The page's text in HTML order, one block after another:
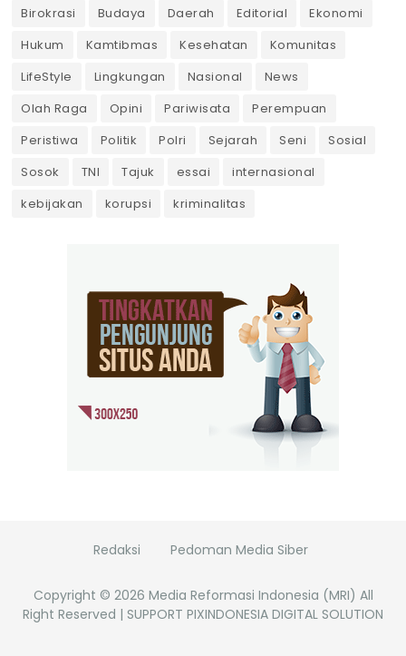
Birokrasi Budaya Daerah Editorial
Ekonomi
Hukum
Kamtibmas Kesehatan
Komunitas
LifeStyle
Lingkungan Nasional
News
Olah Raga
Opini Pariwisata
Perempuan
Peristiwa
Politik Polri Sejarah Seni
Sosial
Sosok
TNI Tajuk essai
internasional
kebijakan
korupsi kriminalitas
Redaksi Pedoman Media Siber
Copyright © 2026 Media Reformasi Indonesia (MRI) All
Right Reserved | SUPPORT PIXINDONESIA DIGITAL SOLUTION